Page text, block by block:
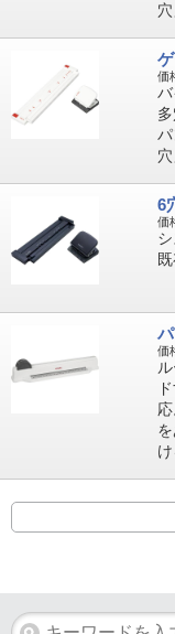
価
6
価
価